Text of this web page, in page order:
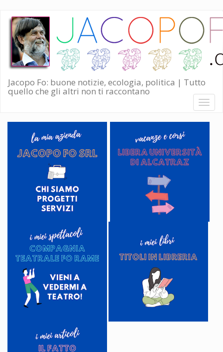
Salta
contenuto
principale
Jacopo Fo: buone notizie, ecologia, politica | Tutto
quello che gli altri non ti raccontano
Toggle